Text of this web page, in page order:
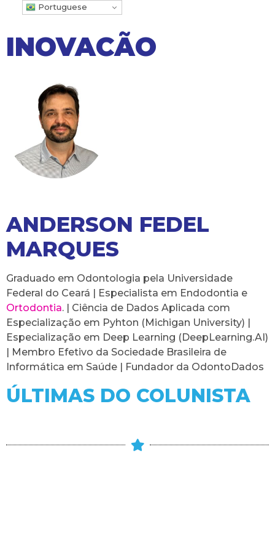
INOVACÃO
ANDERSON FEDEL
MARQUES
Graduado em Odontologia pela Universidade
Federal do Ceará | Especialista em Endodontia e
Ortodontia. | Ciência de Dados Aplicada com
Especialização em Pyhton (Michigan University) |
Especialização em Deep Learning (DeepLearning.AI)
| Membro Efetivo da Sociedade Brasileira de
Informática em Saúde | Fundador da OdontoDados
ÚLTIMAS DO COLUNISTA
Portuguese